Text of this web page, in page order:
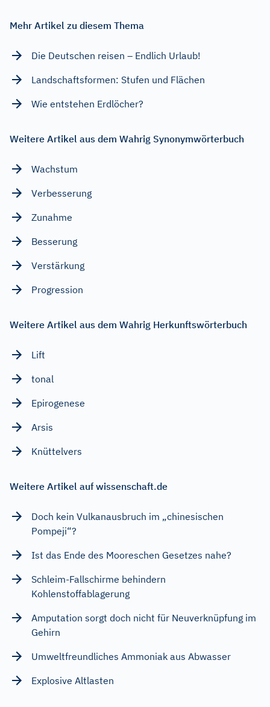
Mehr Artikel zu diesem Thema
Die Deutschen reisen – Endlich Urlaub!
Landschaftsformen: Stufen und Flächen
Wie entstehen Erdlöcher?
Weitere Artikel aus dem Wahrig Synonymwörterbuch
Wachstum
Verbesserung
Zunahme
Besserung
Verstärkung
Progression
Weitere Artikel aus dem Wahrig Herkunftswörterbuch
Lift
tonal
Epirogenese
Arsis
Knüttelvers
Weitere Artikel auf wissenschaft.de
Doch kein Vulkanausbruch im „chinesischen
Pompeji“?
Ist das Ende des Mooreschen Gesetzes nahe?
Schleim-Fallschirme behindern
Kohlenstoffablagerung
Amputation sorgt doch nicht für Neuverknüpfung im
Gehirn
Umweltfreundliches Ammoniak aus Abwasser
Explosive Altlasten